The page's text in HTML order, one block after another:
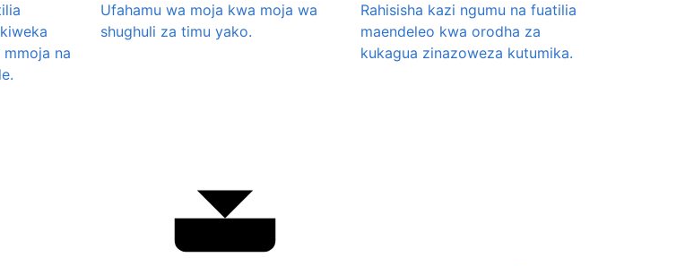
na
Ufahamu wa moja kwa moja wa
shughuli za timu yako.
Rahisisha kazi ngumu na fuatilia
maendeleo kwa orodha za
kukagua zinazoweza kutumika.